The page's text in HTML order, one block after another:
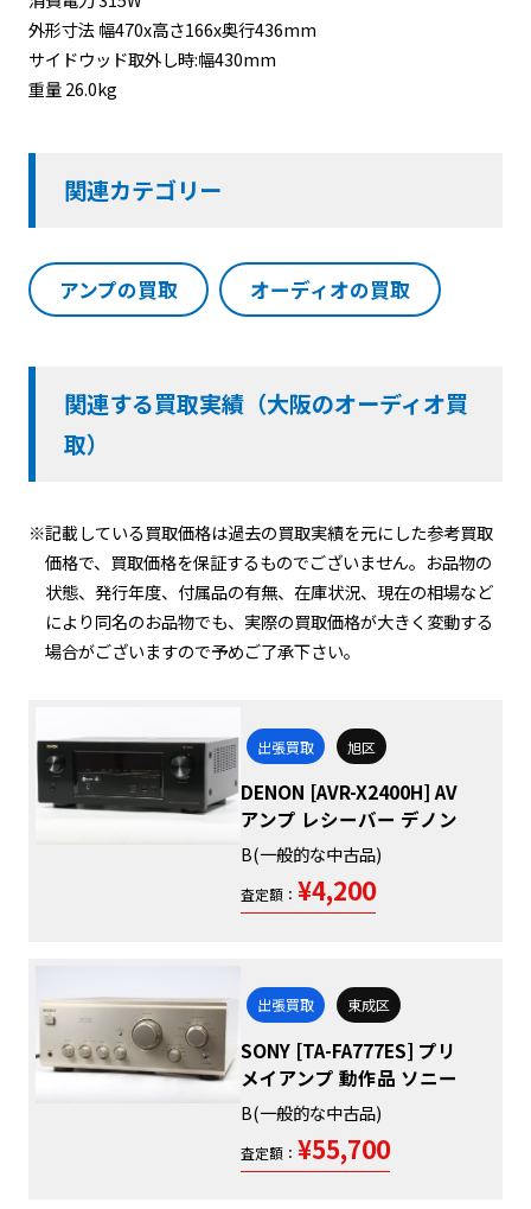
外形寸法 幅470x高さ166x奥行436mm
サイドウッド取外し時:幅430mm
重量 26.0kg
関連カテゴリー
アンプの買取 オーディオの買取
関連する買取実績（大阪のオーディオ買
取）
※記載している買取価格は過去の買取実績を元にした参考買取
価格で、買取価格を保証するものでございません。お品物の
状態、発行年度、付属品の有無、在庫状況、現在の相場など
により同名のお品物でも、実際の買取価格が大きく変動する
場合がございますので予めご了承下さい。
出張買取 旭区
DENON [AVR-X2400H] AV
アンプ レシーバー デノン
B(一般的な中古品)
査定額： ¥4,200
出張買取 東成区
SONY [TA-FA777ES] プリ
メイアンプ 動作品 ソニー
B(一般的な中古品)
査定額： ¥55,700